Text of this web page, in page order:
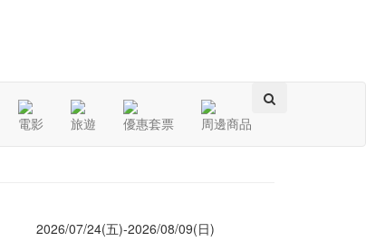
電影 旅遊 優惠套票 周邊商品
圖片
2026/07/24(五)-2026/08/09(日)